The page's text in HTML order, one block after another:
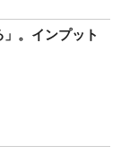
。インプット